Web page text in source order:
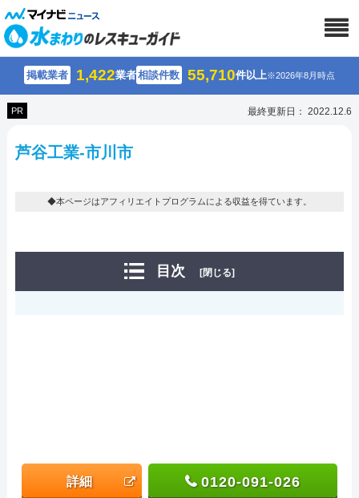
掲載業者 1,422業者相談件数 55,710件以上※2026年8月時点
PR 最終更新日： 2022.12.6
芦谷工業-市川市
◆本ページはアフィリエイトプログラムによる収益を得ています。
目次 [閉じる]
詳細 0120-091-026